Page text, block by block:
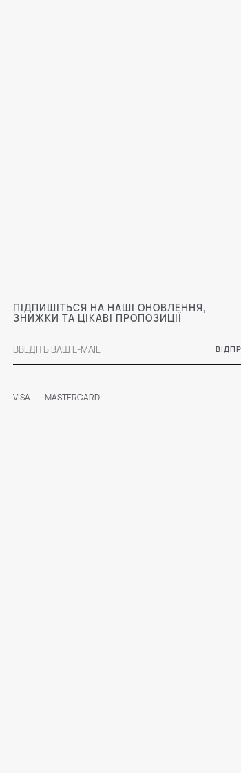
ПІДПИШІТЬСЯ НА НАШІ ОНОВЛЕННЯ,
ЗНИЖКИ ТА ЦІКАВІ ПРОПОЗИЦІЇ
VISA MASTERCARD